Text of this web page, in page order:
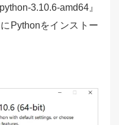
3.10.6-amd64』
Pythonをインストー